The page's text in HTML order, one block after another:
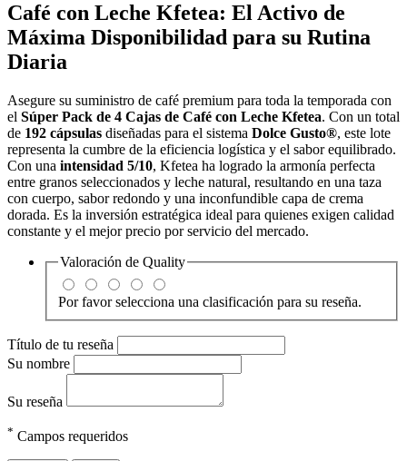
Café con Leche Kfetea: El Activo de
Máxima Disponibilidad para su Rutina
Diaria
Asegure su suministro de café premium para toda la temporada con
el Súper Pack de 4 Cajas de Café con Leche Kfetea. Con un total
de 192 cápsulas diseñadas para el sistema Dolce Gusto®, este lote
representa la cumbre de la eficiencia logística y el sabor equilibrado.
Con una intensidad 5/10, Kfetea ha logrado la armonía perfecta
entre granos seleccionados y leche natural, resultando en una taza
con cuerpo, sabor redondo y una inconfundible capa de crema
dorada. Es la inversión estratégica ideal para quienes exigen calidad
constante y el mejor precio por servicio del mercado.
Valoración de Quality
Por favor selecciona una clasificación para su reseña.
Título de tu reseña
Su nombre
Su reseña
* Campos requeridos